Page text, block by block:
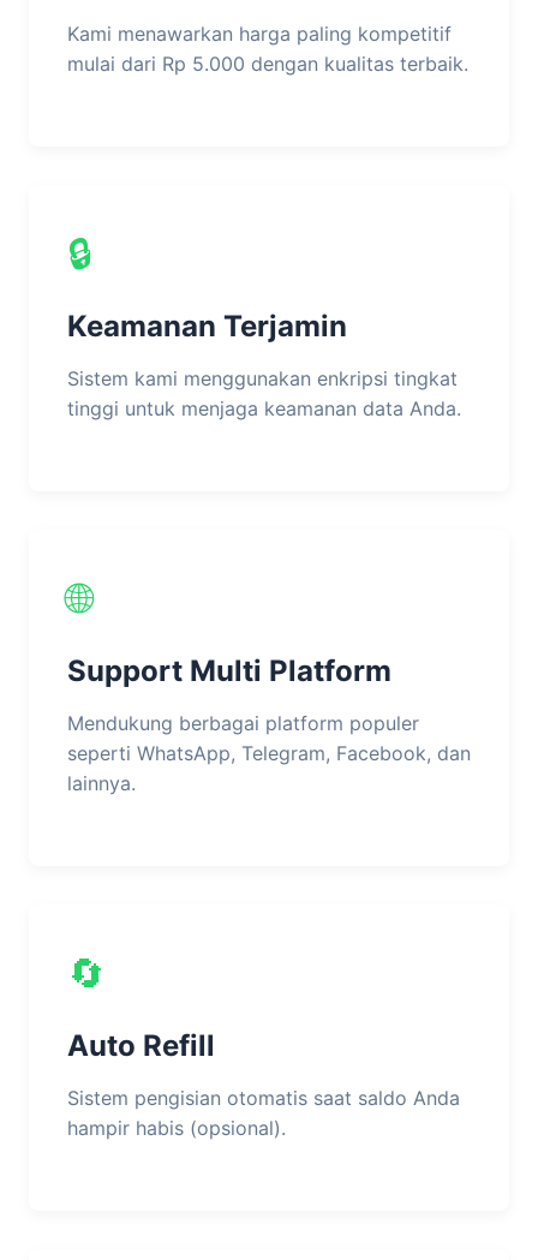
Kami menawarkan harga paling kompetitif
mulai dari Rp 5.000 dengan kualitas terbaik.
🔒
Keamanan Terjamin
Sistem kami menggunakan enkripsi tingkat
tinggi untuk menjaga keamanan data Anda.
🌐
Support Multi Platform
Mendukung berbagai platform populer
seperti WhatsApp, Telegram, Facebook, dan
lainnya.
🔄
Auto Refill
Sistem pengisian otomatis saat saldo Anda
hampir habis (opsional).